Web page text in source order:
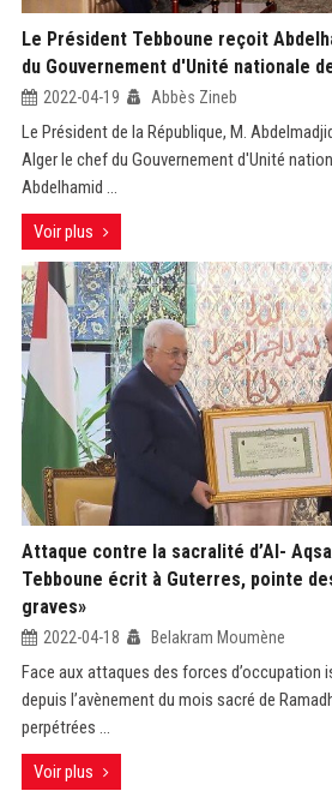
Le Président Tebboune reçoit
du Gouvernement d'Unité nationale
2022-04-19 Abbès Zineb
Le Président de la République, M.
Alger le chef du Gouvernement d'Unité
Abdelhamid ...
Voir plus
Attaque contre la sacralité d’Al-
Tebboune écrit à Guterres, pointe
graves»
2022-04-18 Belakram Moumène
Face aux attaques des forces d’occupation
depuis l’avènement du mois sacré de
perpétrées ...
Voir plus